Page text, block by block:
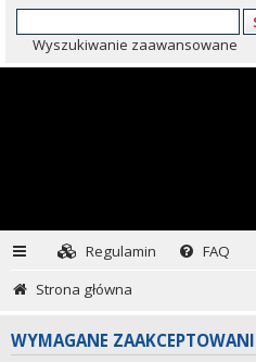
Wyszukiwanie zaawansowane
Regulamin
FAQ
Strona główna
WYMAGANE